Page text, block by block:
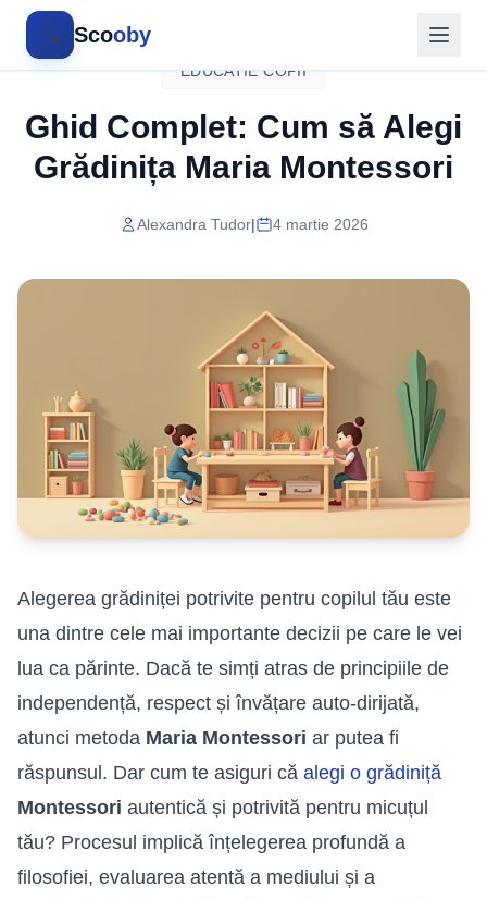
🔍 Scooby
EDUCATIE COPII
Ghid Complet: Cum să Alegi
Grădinița Maria Montessori
Alexandra Tudor| 4 martie 2026
Alegerea grădiniței potrivite pentru copilul tău este
una dintre cele mai importante decizii pe care le vei
lua ca părinte. Dacă te simți atras de principiile de
independență, respect și învățare auto-dirijată,
atunci metoda Maria Montessori ar putea fi
răspunsul. Dar cum te asiguri că alegi o grădiniță
Montessori autentică și potrivită pentru micuțul
tău? Procesul implică înțelegerea profundă a
filosofiei, evaluarea atentă a mediului și a